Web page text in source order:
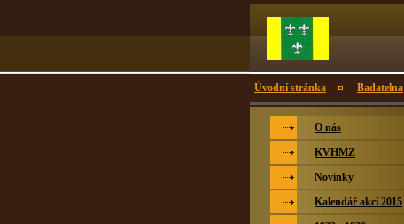
Úvodní stránka Badatelna
O nás
KVHMZ
Novinky
Kalendář akcí 2015